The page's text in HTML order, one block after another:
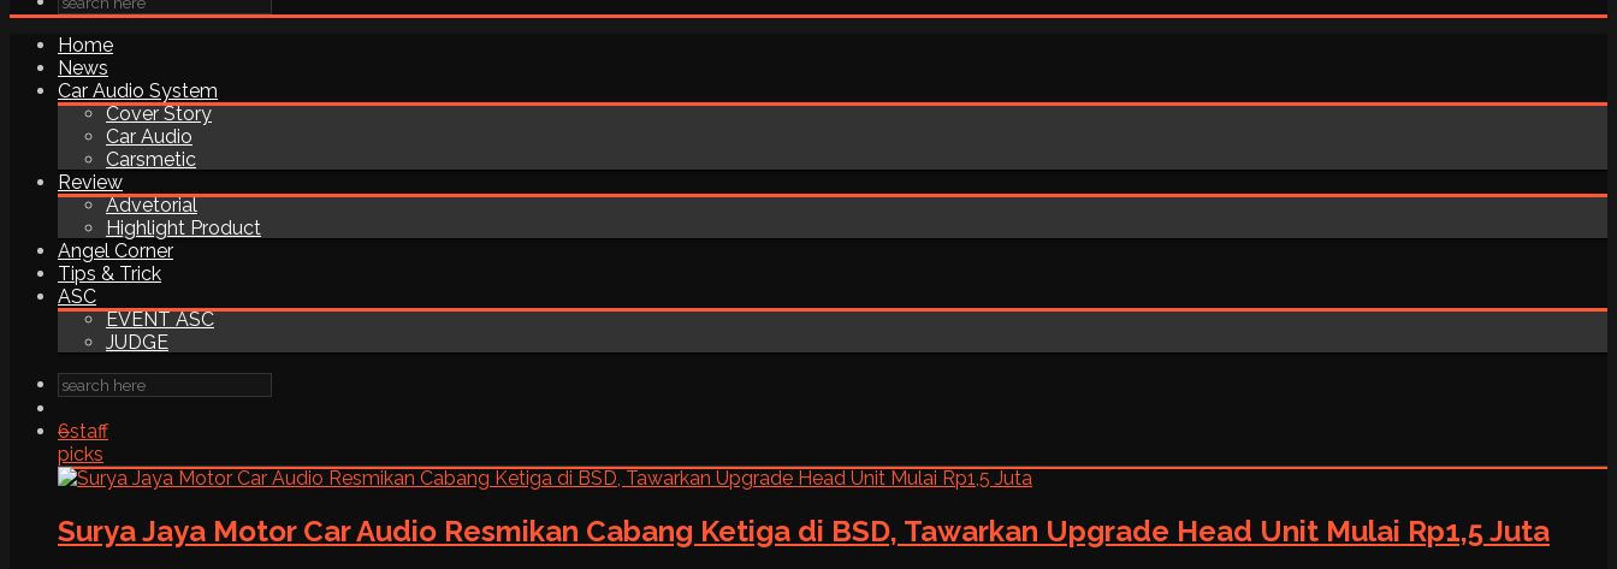
Home
News
Car Audio System
Cover Story
Car Audio
Carsmetic
Review
Advetorial
Highlight Product
Angel Corner
Tips & Trick
ASC
EVENT ASC
JUDGE
6staff
picks
Surya Jaya Motor Car Audio Resmikan Cabang Ketiga di BSD, Tawarkan Upgrade Head Unit Mulai Rp1,5 Juta